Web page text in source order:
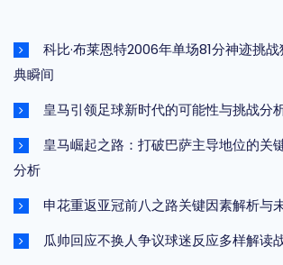
科比·布莱恩特2006年单场81分神迹挑
典瞬间
皇马引领足球新时代的可能性与挑战分
皇马崛起之路：打破巴萨主导地位的关
分析
申花重返亚冠前八之路关键因素解析与
瓜帅回应不换人争议球迷反应多样解读